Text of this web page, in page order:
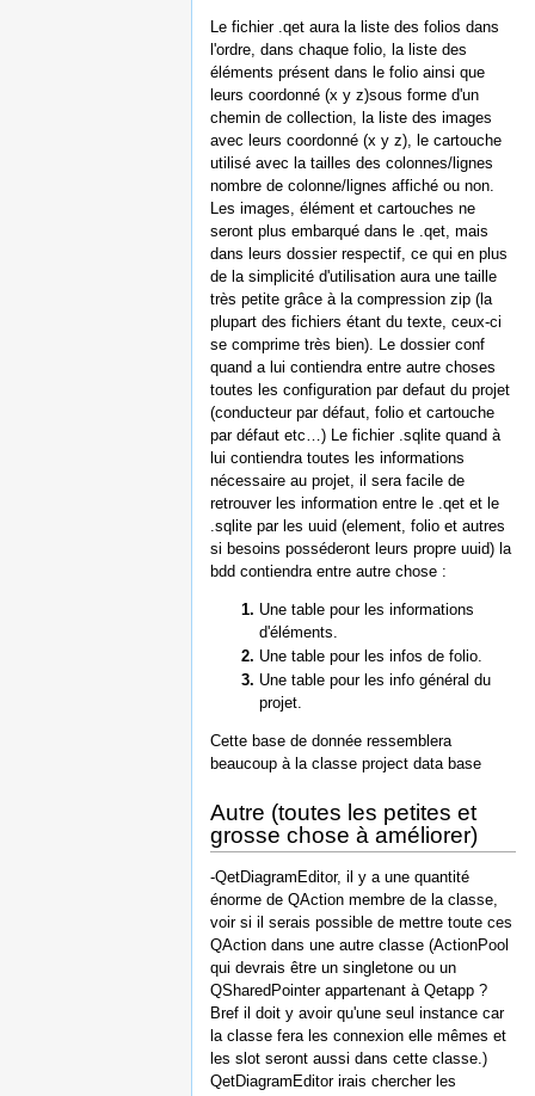
Le fichier .qet aura la liste des folios dans
l'ordre, dans chaque folio, la liste des
éléments présent dans le folio ainsi que
leurs coordonné (x y z)sous forme d'un
chemin de collection, la liste des images
avec leurs coordonné (x y z), le cartouche
utilisé avec la tailles des colonnes/lignes
nombre de colonne/lignes affiché ou non.
Les images, élément et cartouches ne
seront plus embarqué dans le .qet, mais
dans leurs dossier respectif, ce qui en plus
de la simplicité d'utilisation aura une taille
très petite grâce à la compression zip (la
plupart des fichiers étant du texte, ceux-ci
se comprime très bien). Le dossier conf
quand a lui contiendra entre autre choses
toutes les configuration par defaut du projet
(conducteur par défaut, folio et cartouche
par défaut etc…) Le fichier .sqlite quand à
lui contiendra toutes les informations
nécessaire au projet, il sera facile de
retrouver les information entre le .qet et le
.sqlite par les uuid (element, folio et autres
si besoins posséderont leurs propre uuid) la
bdd contiendra entre autre chose :
Une table pour les informations
d'éléments.
Une table pour les infos de folio.
Une table pour les info général du
projet.
Cette base de donnée ressemblera
beaucoup à la classe project data base
Autre (toutes les petites et
grosse chose à améliorer)
-QetDiagramEditor, il y a une quantité
énorme de QAction membre de la classe,
voir si il serais possible de mettre toute ces
QAction dans une autre classe (ActionPool
qui devrais être un singletone ou un
QSharedPointer appartenant à Qetapp ?
Bref il doit y avoir qu'une seul instance car
la classe fera les connexion elle mêmes et
les slot seront aussi dans cette classe.)
QetDiagramEditor irais chercher les